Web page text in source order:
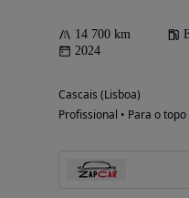
14 700 km
2024
Cascais (Lisboa)
Profissional • Para o topo